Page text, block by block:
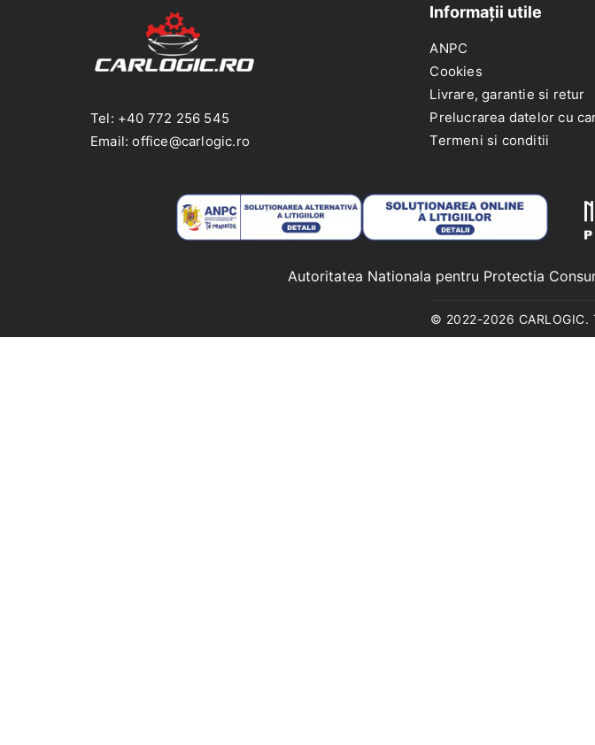
275x116x70cm
Tel: +40 772 256 545
Email: office@carlogic.ro
Informații utile
ANPC
Cookies
Livrare, garantie si retur
Prelucrarea datelor cu
Termeni si conditii
Autoritatea Nationala pentru Protectia
© 2022-2026